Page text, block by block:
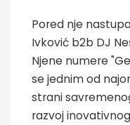
Pored nje
Ivković b2b DJ
Njene numere
se jednim od
strani
razvoj